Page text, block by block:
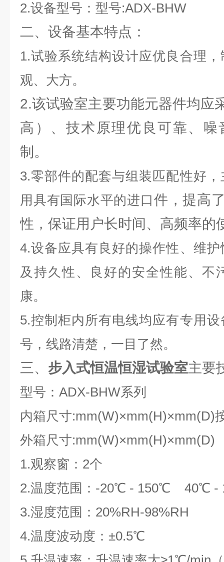
2.设备型号：型号:ADX-BHW
二、设备基本特点：
1.试验系统结构设计应优良合理
观、大方。
2.该试验室主要功能元器件均应
高）、技术原理优良可靠、
制。
3.零部件的配套与组装匹配性好
用具有国际水平的进口件，提高
性，保证用户长时间、高频率的
4.设备应具有良好的操作性、维
及持久性、良好的安全性能、不
康。
5.控制柜内所有电线均应有专用
号，线路清楚，一目了然。
三、 步入式恒温恒湿试验室主要
型号：ADX-BHW系列
内箱尺寸:mm(W)×mm(H)×mm(D)
外箱尺寸:mm(W)×mm(H)×mm(D)
1.观察窗：2个
2.温度范围：-20℃ - 150℃ 40℃
3.湿度范围：20%RH-98%RH
4.温度波动度：±0.5℃